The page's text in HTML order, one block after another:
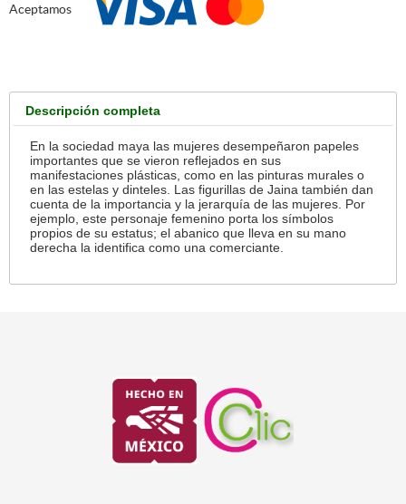
Aceptamos
Descripción completa
En la sociedad maya las mujeres desempeñaron papeles
importantes que se vieron reflejados en sus
manifestaciones plásticas, como en las pinturas murales o
en las estelas y dinteles. Las figurillas de Jaina también dan
cuenta de la importancia y la jerarquía de las mujeres. Por
ejemplo, este personaje femenino porta los símbolos
propios de su estatus; el abanico que lleva en su mano
derecha la identifica como una comerciante.